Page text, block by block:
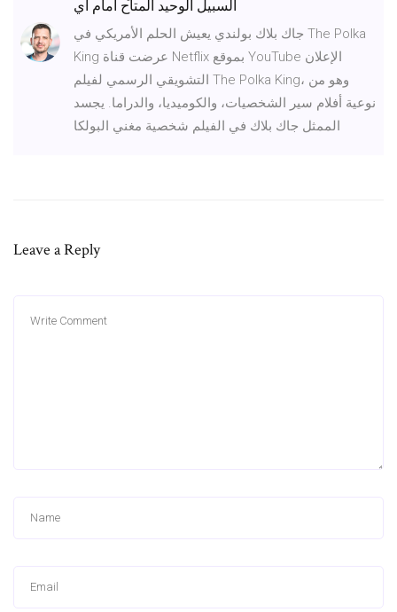
جاك بلاك بولندي يعيش الحلم الأمريكي في The Polka
King عرضت قناة Netflix بموقع YouTube الإعلان
التشويقي الرسمي لفيلم The Polka King، وهو من
نوعية أفلام سير الشخصيات، والكوميديا، والدراما. يجسد
الممثل جاك بلاك في الفيلم شخصية مغني البولكا
Leave a Reply